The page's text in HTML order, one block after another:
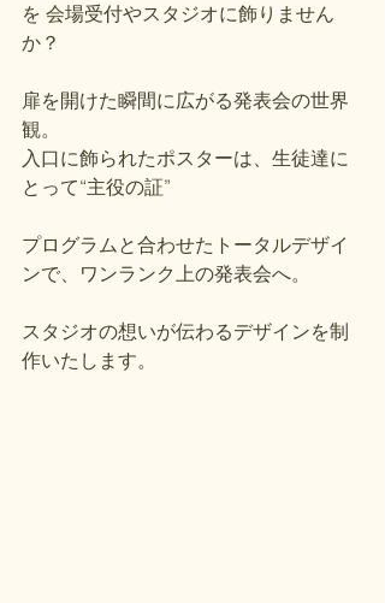
を 会場受付やスタジオに飾りません
か？
扉を開けた瞬間に広がる発表会の世界
観。
入口に飾られたポスターは、生徒達に
とって“主役の証”
プログラムと合わせたトータルデザイ
ンで、ワンランク上の発表会へ。
スタジオの想いが伝わるデザインを制
作いたします。